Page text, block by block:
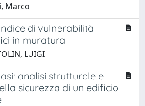
Marco
di vulnerabilità
in muratura
LUIGI
analisi strutturale e
sicurezza di un edificio